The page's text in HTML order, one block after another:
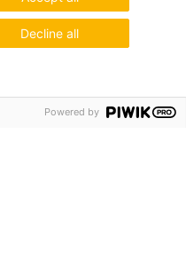
Decline all
Powered by